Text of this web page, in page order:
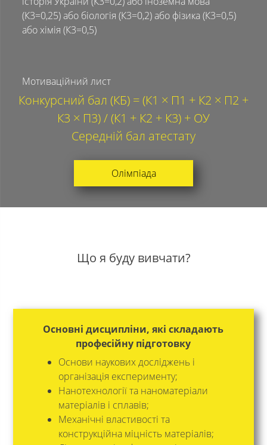
(К3=0,25) або біологія (К3=0,2) або фізика (К3=0,5)
або хімія (К3=0,5)
Мотиваційний лист
Конкурсний бал (КБ) = (К1 × П1 + К2 × П2 +
К3 × П3) / (К1 + К2 + К3) + ОУ
Середній бал атестату
Олімпіада
Що я буду вивчати?
Основні дисципліни, які складають
професійну підготовку
Основи наукових досліджень і
організація експерименту;
Нанотехнології та наноматеріали
матеріалів і сплавів;
Механічні властивості та
конструкційна міцність матеріалів;